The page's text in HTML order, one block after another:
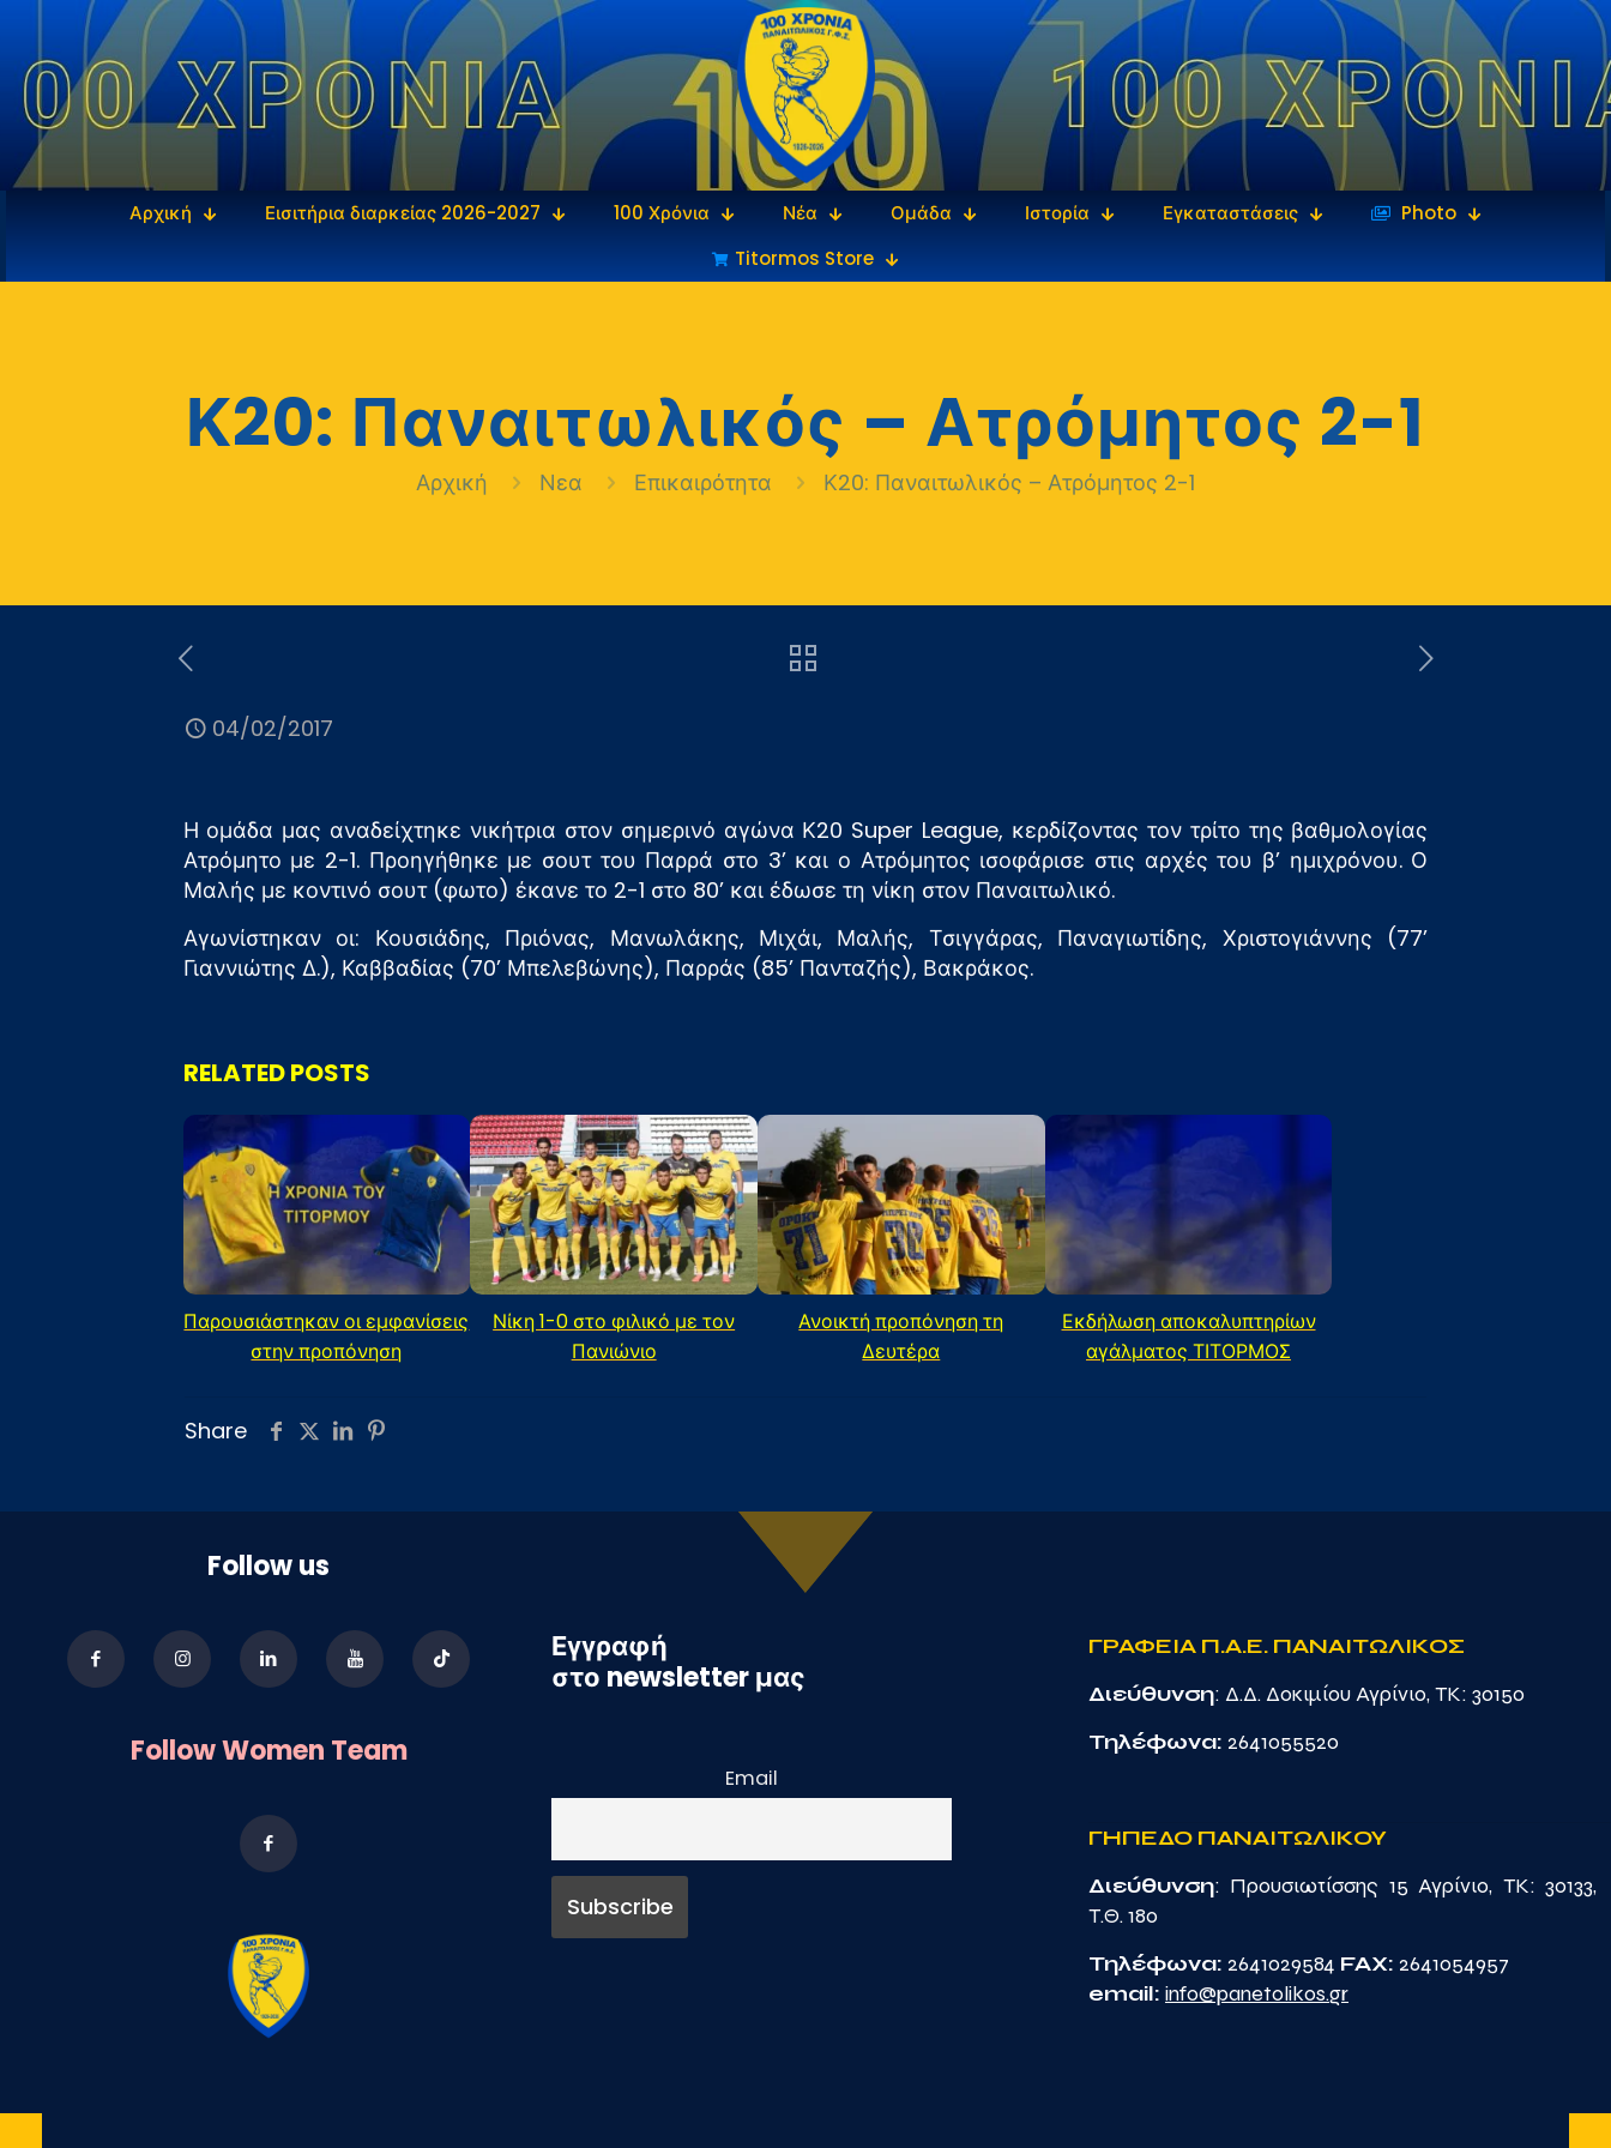
Αρχική Εισιτήρια διαρκείας 2026-2027 100 Χρόνια Νέα Ομάδα Ιστορία Εγκαταστάσεις
‎‏‏‎ ‎Photo
Titormos Store
Κ20: Παναιτωλικός – Ατρόμητος 2-1
Αρχική Νεα Επικαιρότητα Κ20: Παναιτωλικός – Ατρόμητος 2-1
04/02/2017
Η ομάδα μας αναδείχτηκε νικήτρια στον σημερινό αγώνα Κ20 Super League, κερδίζοντας τον τρίτο της βαθμολογίας
Ατρόμητο με 2-1. Προηγήθηκε με σουτ του Παρρά στο 3’ και ο Ατρόμητος ισοφάρισε στις αρχές του β’ ημιχρόνου. Ο
Μαλής με κοντινό σουτ (φωτο) έκανε το 2-1 στο 80’ και έδωσε τη νίκη στον Παναιτωλικό.
Αγωνίστηκαν οι: Κουσιάδης, Πριόνας, Μανωλάκης, Μιχάι, Μαλής, Τσιγγάρας, Παναγιωτίδης, Χριστογιάννης (77’
Γιαννιώτης Δ.), Καββαδίας (70’ Μπελεβώνης), Παρράς (85’ Πανταζής), Βακράκος.
RELATED POSTS
Παρουσιάστηκαν οι εμφανίσεις
στην προπόνηση
Νίκη 1-0 στο φιλικό με τον
Πανιώνιο
Ανοικτή προπόνηση τη
Δευτέρα
Εκδήλωση αποκαλυπτηρίων
αγάλματος ΤΙΤΟΡΜΟΣ
Share
Follow us
Follow Women Team
Εγγραφή
στο newsletter μας
Email
ΓΡΑΦΕΙΑ Π.Α.Ε. ΠΑΝΑΙΤΩΛΙΚΟΣ
Διεύθυνση: Δ.Δ. Δοκιμίου Αγρίνιο, TK: 30150
Τηλέφωνα: 2641055520
ΓΗΠΕΔΟ ΠΑΝΑΙΤΩΛΙΚΟΥ
Διεύθυνση: Προυσιωτίσσης 15 Αγρίνιο, TK: 30133,
Τ.Θ. 180
Τηλέφωνα: 2641029584 FAX: 2641054957
email: info@panetolikos.gr